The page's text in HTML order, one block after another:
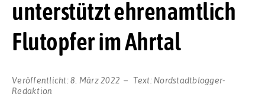
unterstützt ehrenamtlich
Flutopfer im Ahrtal
Veröffentlicht:8. März 2022 Text: Nordstadtblogger-
Redaktion